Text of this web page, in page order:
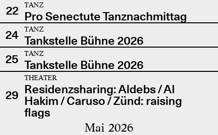
22
TANZ
Pro Senectute Tanznachmittag
24
TANZ
Tankstelle Bühne 2026
25
TANZ
Tankstelle Bühne 2026
29
THEATER
Residenzsharing: Aldebs / Al
Hakim / Caruso / Zünd: raising
flags
Mai 2026